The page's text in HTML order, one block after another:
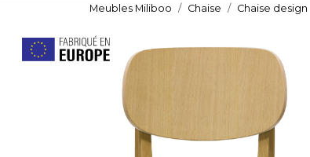
Meubles Miliboo Chaise Chaise design